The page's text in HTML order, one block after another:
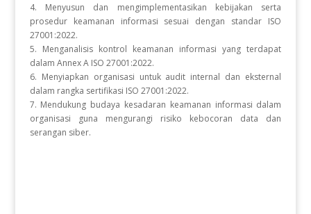
4. Menyusun dan mengimplementasikan kebijakan serta
prosedur keamanan informasi sesuai dengan standar ISO
27001:2022.
5. Menganalisis kontrol keamanan informasi yang terdapat
dalam Annex A ISO 27001:2022.
6. Menyiapkan organisasi untuk audit internal dan eksternal
dalam rangka sertifikasi ISO 27001:2022.
7. Mendukung budaya kesadaran keamanan informasi dalam
organisasi guna mengurangi risiko kebocoran data dan
serangan siber.